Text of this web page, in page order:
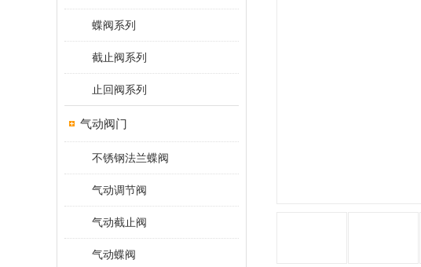
蝶阀系列
截止阀系列
止回阀系列
气动阀门
不锈钢法兰蝶阀
气动调节阀
气动截止阀
气动蝶阀